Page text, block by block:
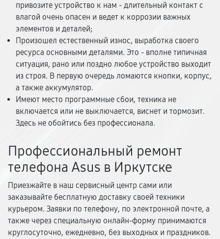
привозите устройство к нам - длительный контакт с
влагой очень опасен и ведет к коррозии важных
элементов и деталей;
Произошел естественный износ, выработка своего
ресурса основными деталями. Это - вполне типичная
ситуация, рано или поздно любое устройство выходит
из строя. В первую очередь ломаются кнопки, корпус,
а также аккумулятор.
Имеют место программные сбои, техника не
включается или не выключается, виснет и тормозит.
Здесь не обойтись без профессионала.
Профессиональный ремонт
телефона Asus в Иркутске
Приезжайте в наш сервисный центр сами или
заказывайте бесплатную доставку своей техники
курьером. Заявки по телефону, по электронной почте, а
также через специальную онлайн-форму принимаются
круглосуточно, ежедневно, без выходных и праздников.